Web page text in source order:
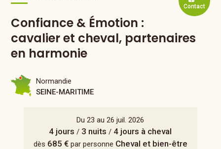
Contact
Confiance & Émotion :
cavalier et cheval, partenaires
en harmonie
Du 23 au 26 juil. 2026
4 jours / 3 nuits / 4 jours à cheval
dès 685 €par personne Cheval et bien-être
Normandie
SEINE-MARITIME